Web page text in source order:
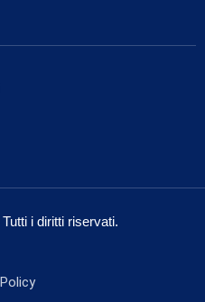
i diritti riservati.